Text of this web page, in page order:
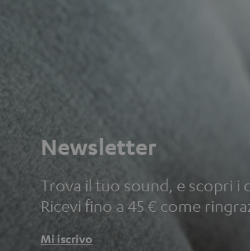
Newsletter
Trova il tuo sound, e scopri i
Ricevi fino a 45 € come
Mi iscrivo